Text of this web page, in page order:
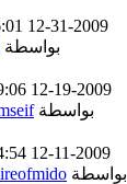
12-31-2009
PM
بواسطة
12-19-2009
AM
بواسطة
12-11-2009
AM
بواسطة